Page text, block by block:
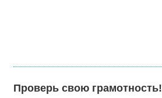
Проверь свою грамотность!